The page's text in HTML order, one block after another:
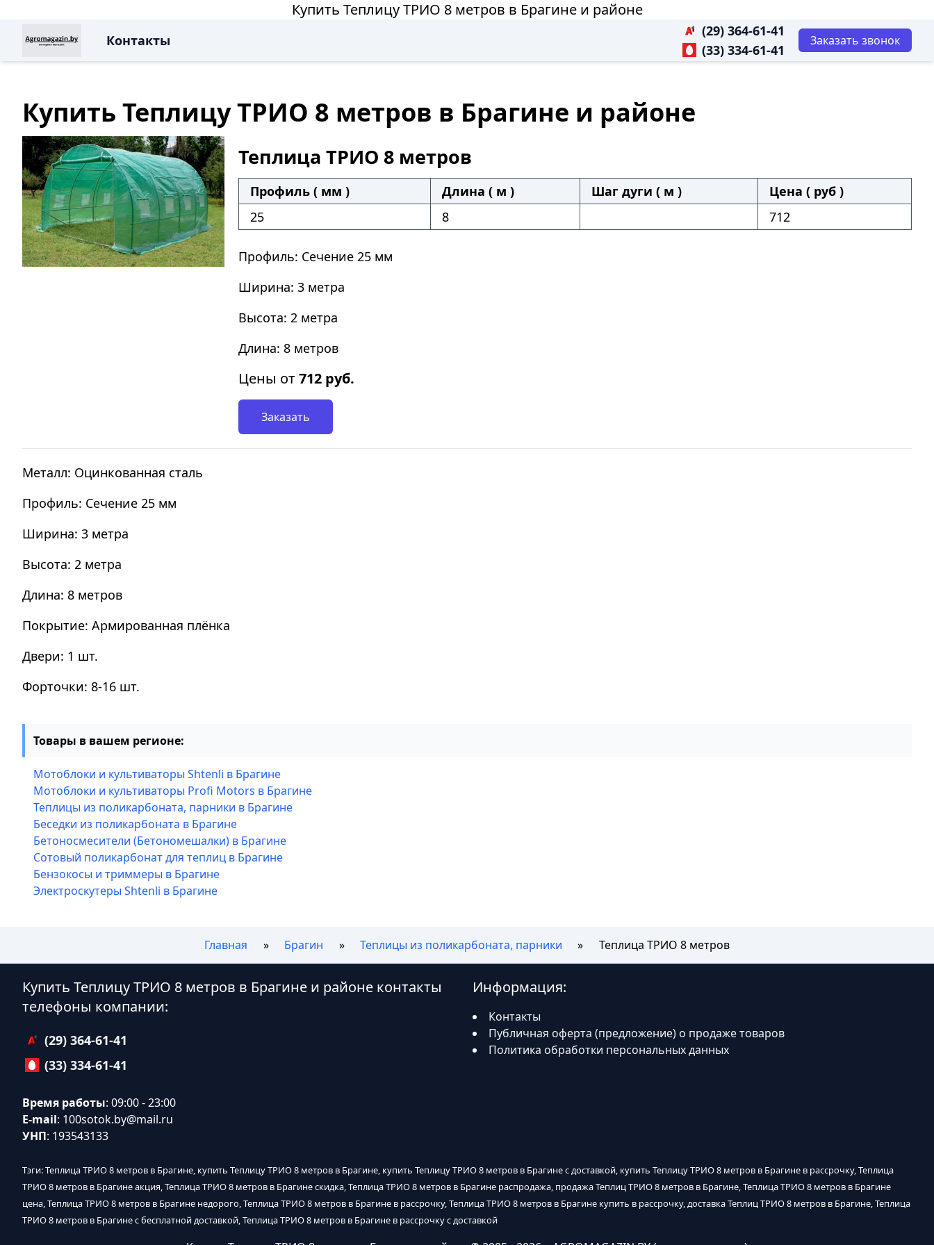
Купить Теплицу ТРИО 8 метров в Брагине и районе
Контакты
(29) 364-61-41
(33) 334-61-41
Заказать звонок
Купить Теплицу ТРИО 8 метров в Брагине и районе
Теплица ТРИО 8 метров
Профиль ( мм ) Длина ( м ) Шаг дуги ( м )
Цена ( руб )
25
8 712
Профиль: Сечение 25 мм
Ширина: 3 метра
Высота: 2 метра
Длина: 8 метров
Цены от712 руб.
Заказать
Металл: Оцинкованная сталь
Профиль: Сечение 25 мм
Ширина: 3 метра
Высота: 2 метра
Длина: 8 метров
Покрытие: Армированная плёнка
Двери: 1 шт.
Форточки: 8-16 шт.
Товары в вашем регионе:
Мотоблоки и культиваторы Shtenli в Брагине
Мотоблоки и культиваторы Profi Motors в Брагине
Теплицы из поликарбоната, парники в Брагине
Беседки из поликарбоната в Брагине
Бетоносмесители (Бетономешалки) в Брагине
Сотовый поликарбонат для теплиц в Брагине
Бензокосы и триммеры в Брагине
Электроскутеры Shtenli в Брагине
Главная Брагин Теплицы из поликарбоната, парники Теплица ТРИО 8 метров
Купить Теплицу ТРИО 8 метров в Брагине и районе контакты
телефоны компании:
(29) 364-61-41
(33) 334-61-41
Время работы: 09:00 - 23:00
E-mail: 100sotok.by@mail.ru
УНП: 193543133
Информация:
Контакты
Публичная оферта (предложение) о продаже товаров
Политика обработки персональных данных
Тэги: Теплица ТРИО 8 метров в Брагине, купить Теплицу ТРИО 8 метров в Брагине, купить Теплицу ТРИО 8 метров в Брагине с доставкой, купить Теплицу ТРИО 8 метров в Брагине в рассрочку, Теплица
ТРИО 8 метров в Брагине акция, Теплица ТРИО 8 метров в Брагине скидка, Теплица ТРИО 8 метров в Брагине распродажа, продажа Теплиц ТРИО 8 метров в Брагине, Теплица ТРИО 8 метров в Брагине
цена, Теплица ТРИО 8 метров в Брагине недорого, Теплица ТРИО 8 метров в Брагине в рассрочку, Теплица ТРИО 8 метров в Брагине купить в рассрочку, доставка Теплиц ТРИО 8 метров в Брагине, Теплица
ТРИО 8 метров в Брагине с бесплатной доставкой, Теплица ТРИО 8 метров в Брагине в рассрочку с доставкой